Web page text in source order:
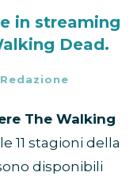
in streaming
Dead.
The Walking
11 stagioni della
disponibili